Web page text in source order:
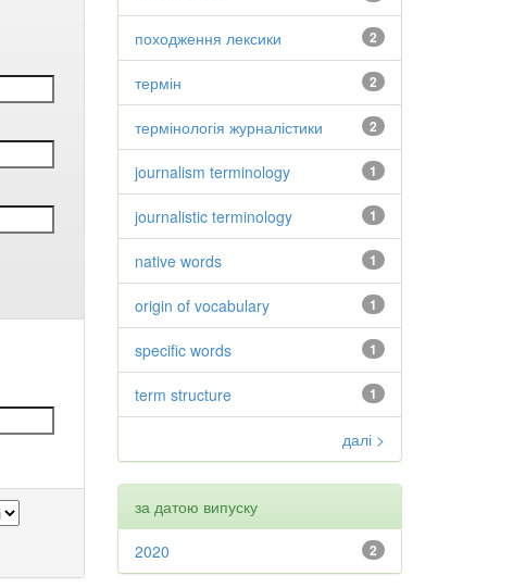
2
походження лексики
2
термін
2
термінологія журналістики
1
journalism terminology
1
journalistic terminology
1
native words
1
origin of vocabulary
1
specific words
1
term structure
далі >
за датою випуску
2
2020